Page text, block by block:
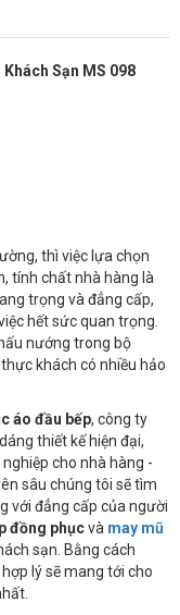
Sạn MS 098
thì việc lựa chọn
tính chất nhà hàng là
trọng và đẳng cấp,
hết sức quan trọng.
nướng trong bộ
khách có nhiều hảo
áo đầu bếp, công ty
thiết kế hiện đại,
cho nhà hàng -
sâu chúng tôi sẽ tìm
với đẳng cấp của người
đồng phụcvà may mũ
sạn. Bằng cách
lý sẽ mang tới cho